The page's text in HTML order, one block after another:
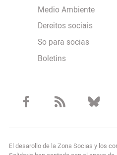
Medio Ambiente
Dereitos sociais
So para socias
Boletins
El desarollo de la Zona Socias y los